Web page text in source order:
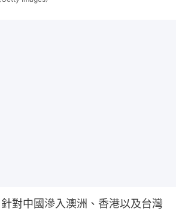
對中國滲入澳洲、香港以及台灣